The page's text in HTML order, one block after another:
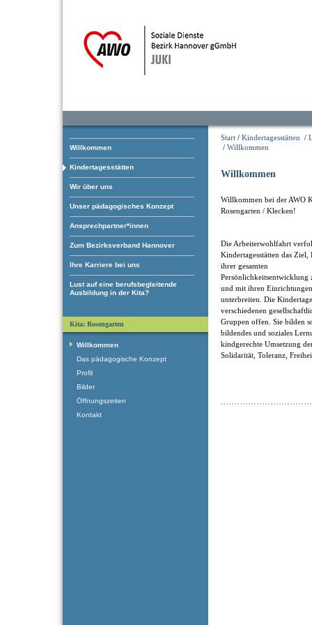
Willkommen
Kindertagesstätten
Wir über uns
Unser pädagogisches Konzept
Ansprechpartner*innen
Zum Bezirksverband Hannover
Ihre Karriere bei uns
Lust auf eine berufsbegleitende
Ausbildung in der Kita?
Start / Kindertagesstätten /
/ Willkommen
Willkommen
Willkommen bei der AWO
Rosengarten / Klecken!
Die Arbeiterwohlfahrt
Kindertagesstätten das
ihrer gesamten
Persönlichkeitsentwicklung
und mit ihren
unterbreiten. Die
verschiedenen
Gruppen offen. Sie bilden
bildendes und soziales
kindgerechte Umsetzung
Solidarität, Toleranz,
Kita: Rosengarten
Willkommen
Das pädagogische Konzept
Profil
Bilder
Öffnungszeiten
Kontakt